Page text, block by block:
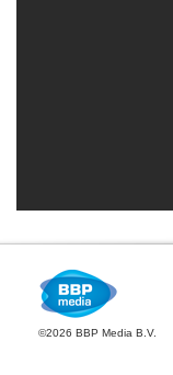
©2026 BBP Media B.V.